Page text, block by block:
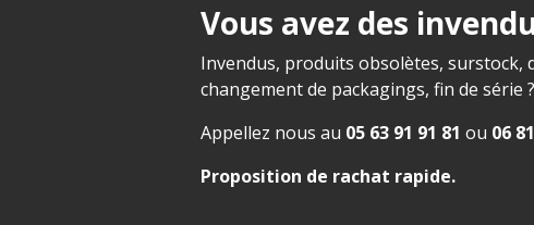
Vous avez des
Invendus, produits obsolètes, surstock,
changement de packagings, fin de série ?
Appellez nous au 05 63 91 91 81 ou 06
Proposition de rachat rapide.